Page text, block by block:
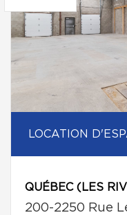
LOCATION
QUÉBEC (LES
200-2250 Rue